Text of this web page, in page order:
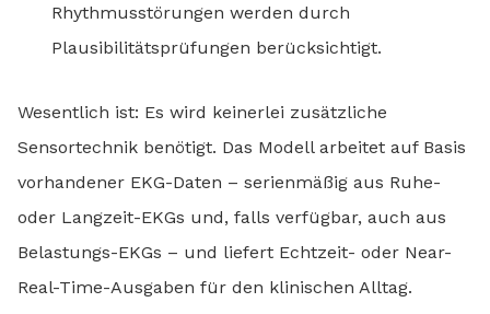
Rhythmusstörungen werden durch
Plausibilitätsprüfungen berücksichtigt.
Wesentlich ist: Es wird keinerlei zusätzliche
Sensortechnik benötigt. Das Modell arbeitet auf Basis
vorhandener EKG-Daten – serienmäßig aus Ruhe-
oder Langzeit-EKGs und, falls verfügbar, auch aus
Belastungs-EKGs – und liefert Echtzeit- oder Near-
Real-Time-Ausgaben für den klinischen Alltag.